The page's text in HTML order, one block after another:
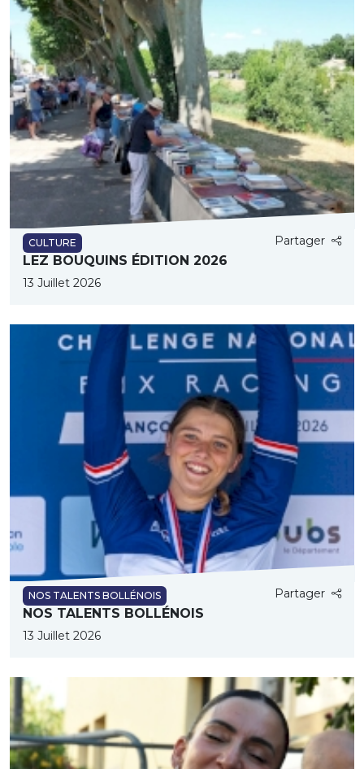
CULTURE Partager
LEZ BOUQUINS ÉDITION 2026
13 Juillet 2026
NOS TALENTS BOLLÉNOIS Partager
NOS TALENTS BOLLÉNOIS
13 Juillet 2026